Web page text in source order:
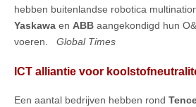
hebben buitenlandse robotica
Yaskawa en ABB aangekondigd hun
voeren. Global Times
ICT alliantie voor
Een aantal bedrijven hebben rond